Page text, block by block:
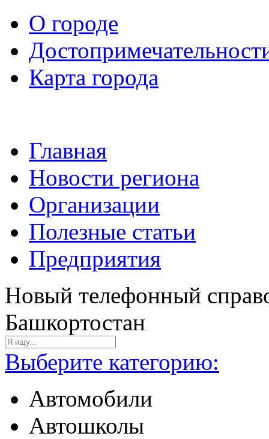
О городе
Карта города
Главная
Новости региона
Организации
Полезные статьи
Предприятия
Новый телефонный
Башкортостан
Выберите категорию:
Автомобили
Автошколы